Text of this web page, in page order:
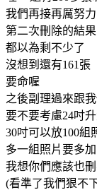
我們再接再厲努
第二次刪除的結
都以為剩不少了
沒想到還有161張
要命喔
之後副理過來跟
要不要考慮24吋
30吋可以放100組
多一組照片要多
我想你們應該也
(看準了我們狠不